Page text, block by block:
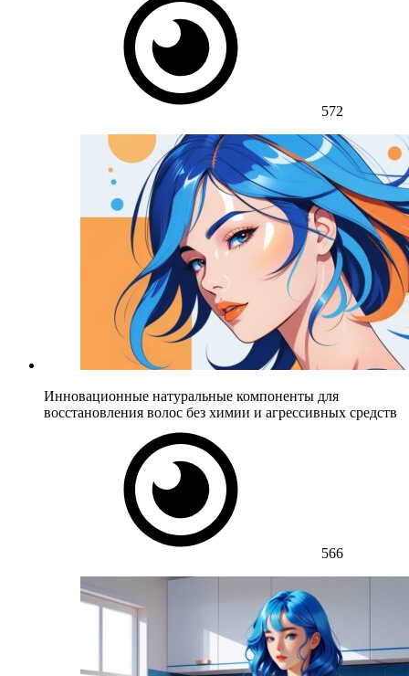
572
Инновационные натуральные компоненты для
восстановления волос без химии и агрессивных средств
566